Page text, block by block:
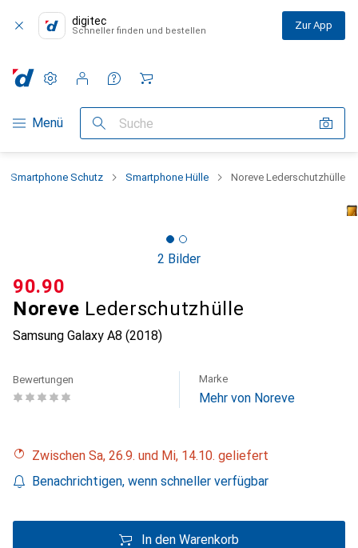
digitec
Schneller finden und bestellen Zur App
Navigation nach Kategorien
Menü Suche
Einstellungen
Kundenkonto
Vergleichslisten
Merklisten
Warenkorb
Smartphone Schutz Smartphone Hülle Noreve Lederschutzhülle
2 Bilder
Noreve Lederschutzhülle
Samsung Galaxy A8 (2018)
CHF
90.90
Bewertungen Marke
Mehr von Noreve
Zwischen Sa, 26.9. und Mi, 14.10. geliefert
Benachrichtigen, wenn schneller verfügbar
In den Warenkorb